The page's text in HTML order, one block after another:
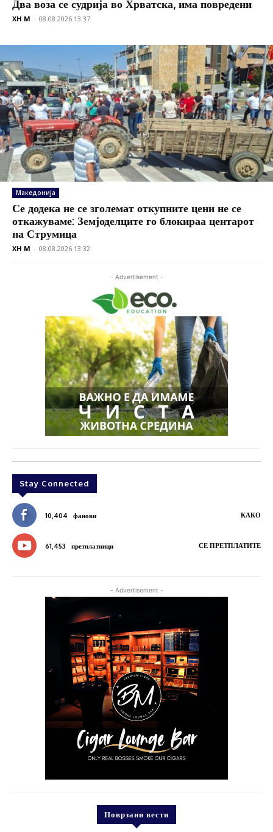
Два воза се судрија во Хрватска, има повредени
XH M - 08.08.2026 13:37
Македонија
Се додека не се зголемат откупните цени не се
откажуваме: Земјоделците го блокираа центарот
на Струмица
XH M - 08.08.2026 13:32
- Advertisement -
Stay Connected
10,404 фанови КАКО
61,453 претплатници СЕ ПРЕТПЛАТИТЕ
- Advertisement -
Поврзани вести